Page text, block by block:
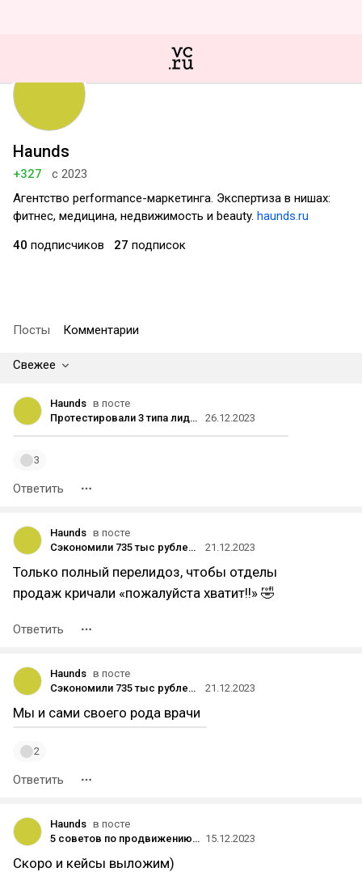
Haunds
+327
с 2023
Агентство performance-маркетинга. Экспертиза в нишах:
фитнес, медицина, недвижимость и beauty. haunds.ru
40 подписчиков 27 подписок
Посты Комментарии
Свежее
Haunds в посте
Протестировали 3 типа лид-форм в VK Реклама и делимся результатами
26.12.2023
3
Ответить
Haunds в посте
Сэкономили 735 тыс рублей для медицинского центра за счёт SEO-продвижения
21.12.2023
Только полный перелидоз, чтобы отделы
продаж кричали «пожалуйста хватит!!» 🤣
Ответить
Haunds в посте
Сэкономили 735 тыс рублей для медицинского центра за счёт SEO-продвижения
21.12.2023
Мы и сами своего рода врачи
2
Ответить
Haunds в посте
5 советов по продвижению фитнес-клубов в Telegram ADS 15.12.2023
Скоро и кейсы выложим)